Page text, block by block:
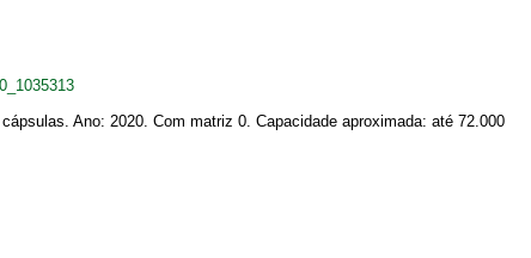
Ano: 2020. Com matriz 0. Capacidade aproximada: até 72.000